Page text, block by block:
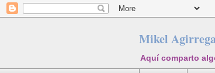
Mikel
Aquí comparto